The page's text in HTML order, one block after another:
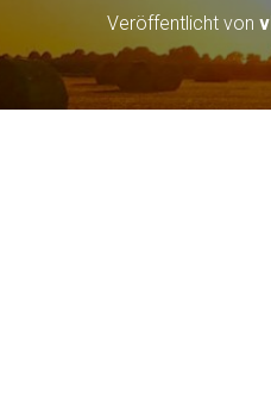
Veröffentlicht von